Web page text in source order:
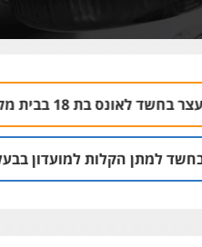
06.08 | 21:59
למועדון בבעלות אחיו של